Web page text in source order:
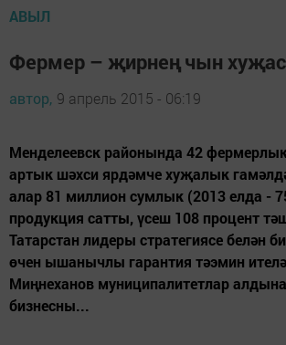
АВЫЛ
Фермер – җирнең чын
автор, 9 апрель 2015 - 06:19
Менделеевск районында 42
артык шәхси ярдәмче хуҗалык
алар 81 миллион сумлык (2013 елда -
продукция сатты, үсеш 108 процент
Татарстан лидеры стратегиясе белән
өчен ышанычлы гарантия тәэмин
Миңнеханов муниципалитетлар
бизнесны...